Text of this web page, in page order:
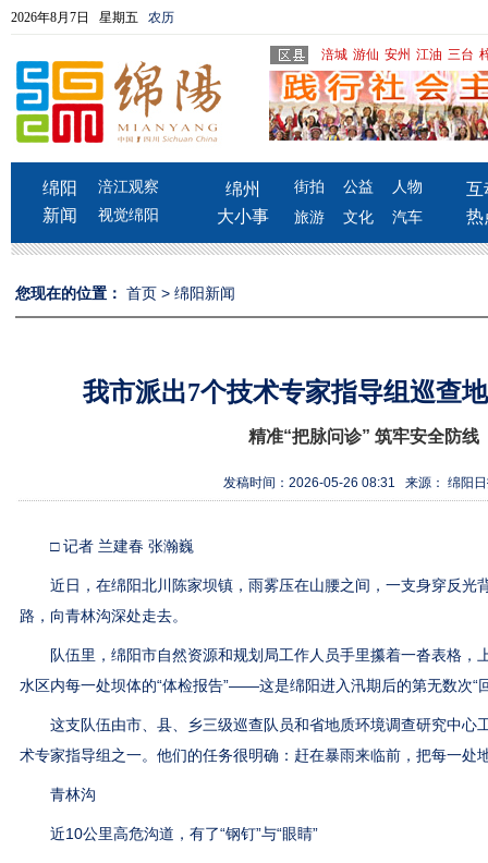
2026年8月7日 星期五 农历
涪城 游仙 安州 江油 三台
绵阳
新闻
涪江观察
视觉绵阳
绵州
大小事
街拍 公益
人物
旅游
文化 汽车
互
热
您现在的位置： 首页 > 绵阳新闻
我市派出7个技术专家指导组巡查
精准“把脉问诊” 筑牢安全防线
发稿时间：2026-05-26 08:31 来源： 绵阳
□ 记者 兰建春 张瀚巍
近日，在绵阳北川陈家坝镇，雨雾压在山腰之间，一支身穿反光
路，向青林沟深处走去。
队伍里，绵阳市自然资源和规划局工作人员手里攥着一沓表格，
水区内每一处坝体的“体检报告”——这是绵阳进入汛期后的第无数次“
这支队伍由市、县、乡三级巡查队员和省地质环境调查研究中心
术专家指导组之一。他们的任务很明确：赶在暴雨来临前，把每一处
青林沟
近10公里高危沟道，有了“钢钉”与“眼睛”